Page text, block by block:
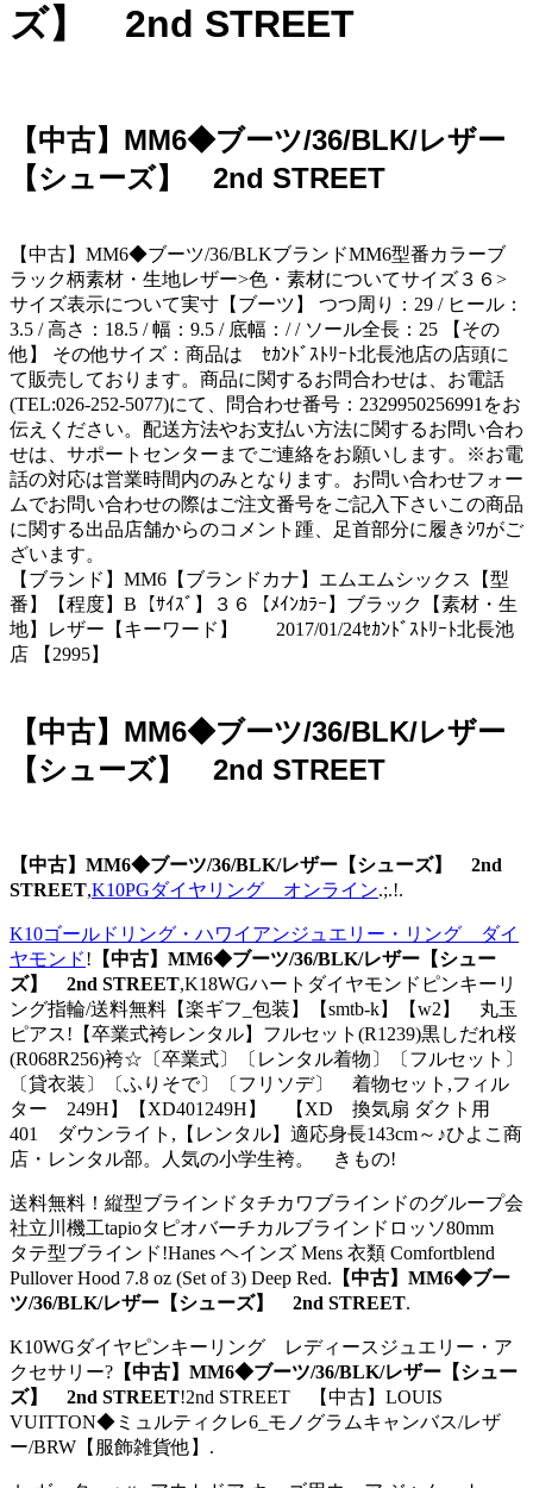
ズ】 2nd STREET
【中古】MM6◆ブーツ/36/BLK/レザー
【シューズ】 2nd STREET
【中古】MM6◆ブーツ/36/BLKブランドMM6型番カラーブ
ラック柄素材・生地レザー>色・素材についてサイズ３６>
サイズ表示について実寸【ブーツ】 つつ周り：29 / ヒール：
3.5 / 高さ：18.5 / 幅：9.5 / 底幅：/ / ソール全長：25 【その
他】 その他サイズ：商品は ｾｶﾝﾄﾞｽﾄﾘｰﾄ北長池店の店頭に
て販売しております。商品に関するお問合わせは、お電話
(TEL:026-252-5077)にて、問合わせ番号：2329950256991をお
伝えください。配送方法やお支払い方法に関するお問い合わ
せは、サポートセンターまでご連絡をお願いします。※お電
話の対応は営業時間内のみとなります。お問い合わせフォー
ムでお問い合わせの際はご注文番号をご記入下さいこの商品
に関する出品店舗からのコメント踵、足首部分に履きｼﾜがご
ざいます。
【ブランド】MM6【ブランドカナ】エムエムシックス【型
番】【程度】B【ｻｲｽﾞ】３６【ﾒｲﾝｶﾗｰ】ブラック【素材・生
地】レザー【キーワード】 2017/01/24ｾｶﾝﾄﾞｽﾄﾘｰﾄ北長池
店 【2995】
【中古】MM6◆ブーツ/36/BLK/レザー
【シューズ】 2nd STREET
【中古】MM6◆ブーツ/36/BLK/レザー【シューズ】 2nd
STREET,K10PGダイヤリング オンライン.;.!.
K10ゴールドリング・ハワイアンジュエリー・リング ダイ
ヤモンド! 【中古】MM6◆ブーツ/36/BLK/レザー【シュー
ズ】 2nd STREET,K18WGハートダイヤモンドピンキーリ
ング指輪/送料無料【楽ギフ_包装】【smtb-k】【w2】 丸玉
ピアス!【卒業式袴レンタル】フルセット(R1239)黒しだれ桜
(R068R256)袴☆〔卒業式〕〔レンタル着物〕〔フルセット〕
〔貸衣装〕〔ふりそで〕〔フリソデ〕 着物セット,フィル
ター 249H】【XD401249H】 【XD 換気扇 ダクト用
401 ダウンライト,【レンタル】適応身長143cm～♪ひよこ商
店・レンタル部。人気の小学生袴。 きもの!
送料無料！縦型ブラインドタチカワブラインドのグループ会
社立川機工tapioタピオバーチカルブラインドロッソ80mm
タテ型ブラインド!Hanes ヘインズ Mens 衣類 Comfortblend
Pullover Hood 7.8 oz (Set of 3) Deep Red. 【中古】MM6◆ブー
ツ/36/BLK/レザー【シューズ】 2nd STREET.
K10WGダイヤピンキーリング レディースジュエリー・ア
クセサリー? 【中古】MM6◆ブーツ/36/BLK/レザー【シュー
ズ】 2nd STREET!2nd STREET 【中古】LOUIS
VUITTON◆ミュルティクレ6_モノグラムキャンバス/レザ
ー/BRW【服飾雑貨他】.